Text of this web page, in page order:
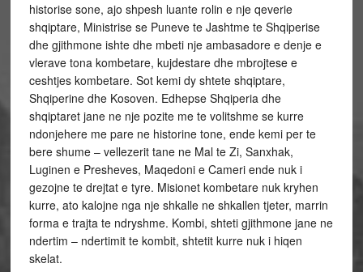
historise sone, ajo shpesh luante rolin e nje qeverie
shqiptare, Ministrise se Puneve te Jashtme te Shqiperise
dhe gjithmone ishte dhe mbeti nje ambasadore e denje e
vlerave tona kombetare, kujdestare dhe mbrojtese e
ceshtjes kombetare. Sot kemi dy shtete shqiptare,
Shqiperine dhe Kosoven. Edhepse Shqiperia dhe
shqiptaret jane ne nje pozite me te volitshme se kurre
ndonjehere me pare ne historine tone, ende kemi per te
bere shume – vellezerit tane ne Mal te Zi, Sanxhak,
Luginen e Presheves, Maqedoni e Cameri ende nuk i
gezojne te drejtat e tyre. Misionet kombetare nuk kryhen
kurre, ato kalojne nga nje shkalle ne shkallen tjeter, marrin
forma e trajta te ndryshme. Kombi, shteti gjithmone jane ne
ndertim – ndertimit te kombit, shtetit kurre nuk i hiqen
skelat.